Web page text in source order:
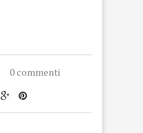
0 commenti